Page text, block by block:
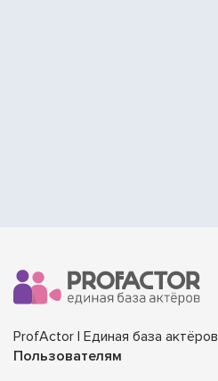
ProfActor | Единая база актёров
Пользователям